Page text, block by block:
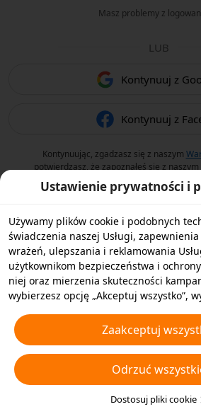
Masz problemy z
LUB
Kontynuuj z
Kontynuuj z
Kontynuując, zgadzasz się z naszym
potwierdzasz, że zapoznałeś się z naszym
Ustawienie prywatności i
Używamy plików cookie i podobnych
świadczenia naszej Usługi,
wrażeń, ulepszania i reklamowania
użytkownikom bezpieczeństwa i
niej oraz mierzenia skuteczności
wybierzesz opcję „Akceptuj wszystko”,
oraz podobnych technologii na Twoim
reklamowych. Możesz także wybrać
aby odrzucić wszystkie nieistotne pliki
plików cookie, które chcesz
klikając opcję „Dostosuj pliki cookie”
chwili w ustawieniach prywatności. Aby
Zaakceptuj
Odrzuć
Dostosuj pliki cookie